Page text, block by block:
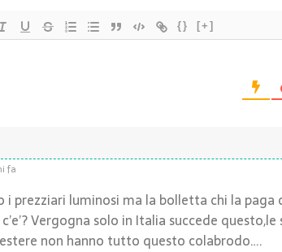
{} [+]
fa
i prezziari luminosi ma la bolletta chi la
Vergogna solo in Italia succede
non hanno tutto questo colabrodo….